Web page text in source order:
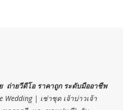
ถ่ายวีดีโอ ราคาถูก ระดับมืออาชีพ
| เช่าชุด เจ้าบ่าวเจ้า